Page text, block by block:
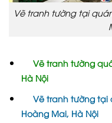
Vẽ tranh tường tại
Vẽ tranh tường
Hà Nội
Vẽ tranh tường tại
Hoàng Mai, Hà Nội